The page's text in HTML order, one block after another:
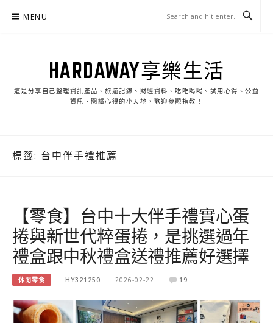
MENU
HARDAWAY享樂生活
這是分享自己整理資訊產品、旅遊記錄、財經資料、吃吃喝喝、試用心得、公益
資訊、閱讀心得的小天地，歡迎參觀指教！
標籤: 台中伴手禮推薦
【零食】台中十大伴手禮實心蛋
捲與新世代粹蛋捲，是挑選過年
禮盒跟中秋禮盒送禮推薦好選擇
休閒零食 HY321250 2026-02-22 19